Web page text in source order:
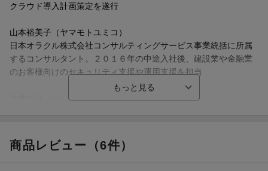
クラウド導入計画策定を遂行
山本裕美子（ヤマモトユミコ）
日本オラクル株式会社コンサルティングサービス事業統括に所属
するコンサルタント。２０１６年の中途入社後、建設業や金融業
のお客様向けのセキュリティ支援や運用支援を担当
辻井由佳（ツジイユカ）
ｅ ＤＢ構築／設計支援を担当
商品レビュー（6件）